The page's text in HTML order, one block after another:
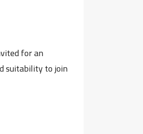
for an
suitability to join